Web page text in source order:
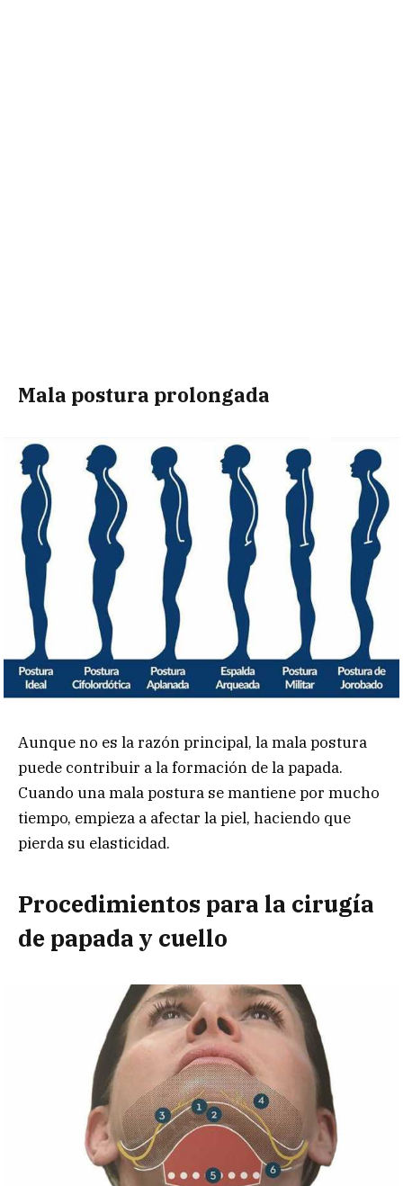
Mala postura prolongada
Aunque no es la razón principal, la mala postura
puede contribuir a la formación de la papada.
Cuando una mala postura se mantiene por mucho
tiempo, empieza a afectar la piel, haciendo que
pierda su elasticidad.
Procedimientos para la cirugía
de papada y cuello